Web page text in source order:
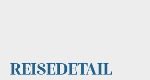
REISEDETAIL